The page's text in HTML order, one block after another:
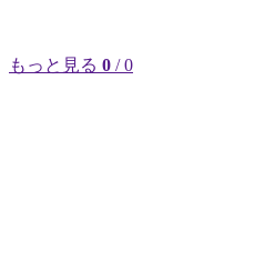
もっと見る 0 / 0